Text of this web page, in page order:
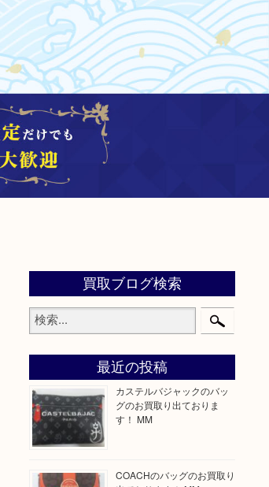
買取ブログ検索
最近の投稿
カステルバジャックのバッ
グのお買取り出ておりま
す！ MM
COACHのバッグのお買取り